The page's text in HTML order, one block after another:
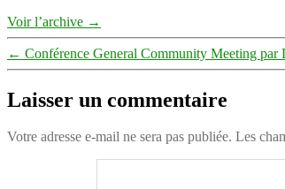
Voir l’archive →
← Conférence General Community Meeting par
Laisser un commentaire
Votre adresse e-mail ne sera pas publiée. Les